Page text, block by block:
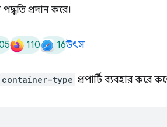
প্রদান করে।
110 16উৎস
container-type প্রপার্টি ব্যবহার করে